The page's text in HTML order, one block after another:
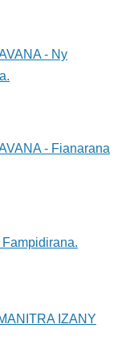
- Ny
- Fianarana
Fampidirana.
IZANY